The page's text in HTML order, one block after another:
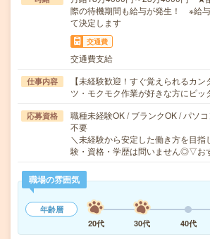
際の待機期間も給与が発生！ ※給
て決定します
交通費
交通費支給
仕事内容
【未経験歓迎！すぐ覚えられるカ
ツ・モクモク作業が好きな方にピ
応募資格
職種未経験OK / ブランクOK / パソ
不要
＼未経験から安定した働き方を目指
験・資格・学歴は問いません◎▽お
職場の雰囲気
年齢層
20代
30代 40代